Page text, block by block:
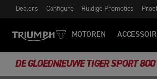
Dealers Configure Huidige Promoties
MOTOREN
DE GLOEDNIEUWE TIGER SPORT 800